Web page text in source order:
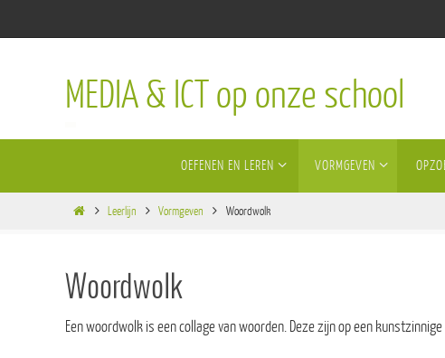
naar
MEDIA & ICT op onze school
de
OEFENEN EN LEREN VORMGEVEN
HomeLeerlijn Vormgeven Woordwolk
Woordwolk
Een woordwolk is een collage van woorden. Deze zijn op een